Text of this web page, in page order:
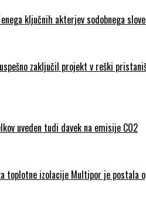
ključnih akterjev sodobnega
zaključil projekt v reški
uveden tudi davek na emisije CO2
toplotne izolacije Multipor je postala